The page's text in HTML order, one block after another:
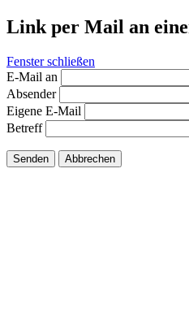
Link per Mail an
Fenster schließen
E-Mail an
Absender
Eigene E-Mail
Betreff
Senden Abbrechen